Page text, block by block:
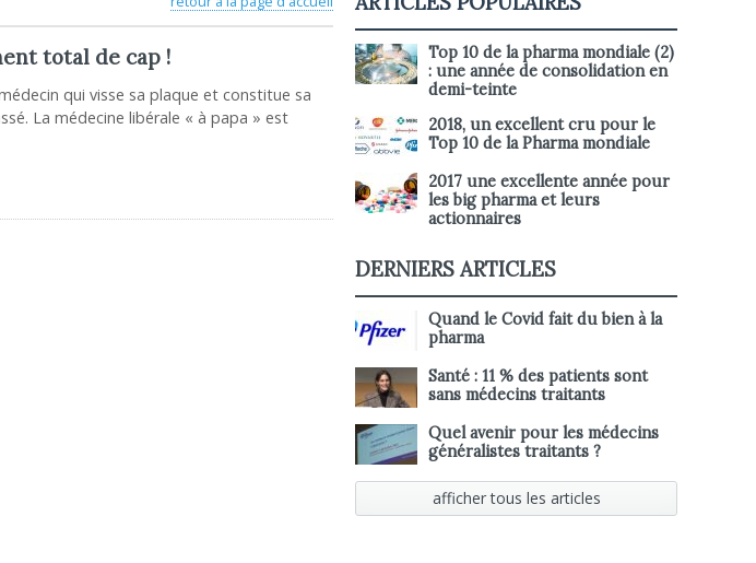
total de cap !
qui visse sa plaque et constitue sa
La médecine libérale « à papa » est
Top 10 de la pharma mondiale (2)
: une année de consolidation en
demi-teinte
2018, un excellent cru pour le
Top 10 de la Pharma mondiale
2017 une excellente année pour
les big pharma et leurs
actionnaires
DERNIERS ARTICLES
Quand le Covid fait du bien à la
pharma
Santé : 11 % des patients sont
sans médecins traitants
Quel avenir pour les médecins
généralistes traitants ?
afficher tous les articles